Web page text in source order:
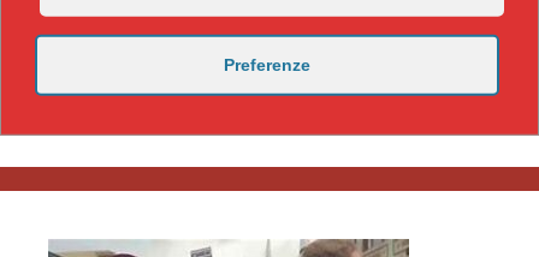
Preferenze